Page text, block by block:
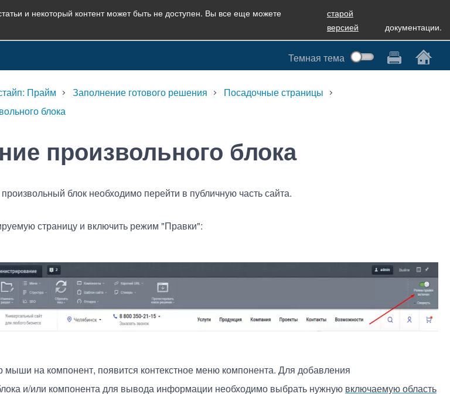
и некоторый контент может быть не доступен. Вы все еще можете
старой
версией
документации.
Темная тема
Прайм Заполнение готового решения
Посадочные страницы
блока
произвольного блока
блок необходимо перейти в публичную часть сайта.
страницу и включить режим "Правки":
мыши на компонент, появится контекстное меню компонента. Для добавления
и/или компонента для вывода информации необходимо выбрать нужную включаемую область